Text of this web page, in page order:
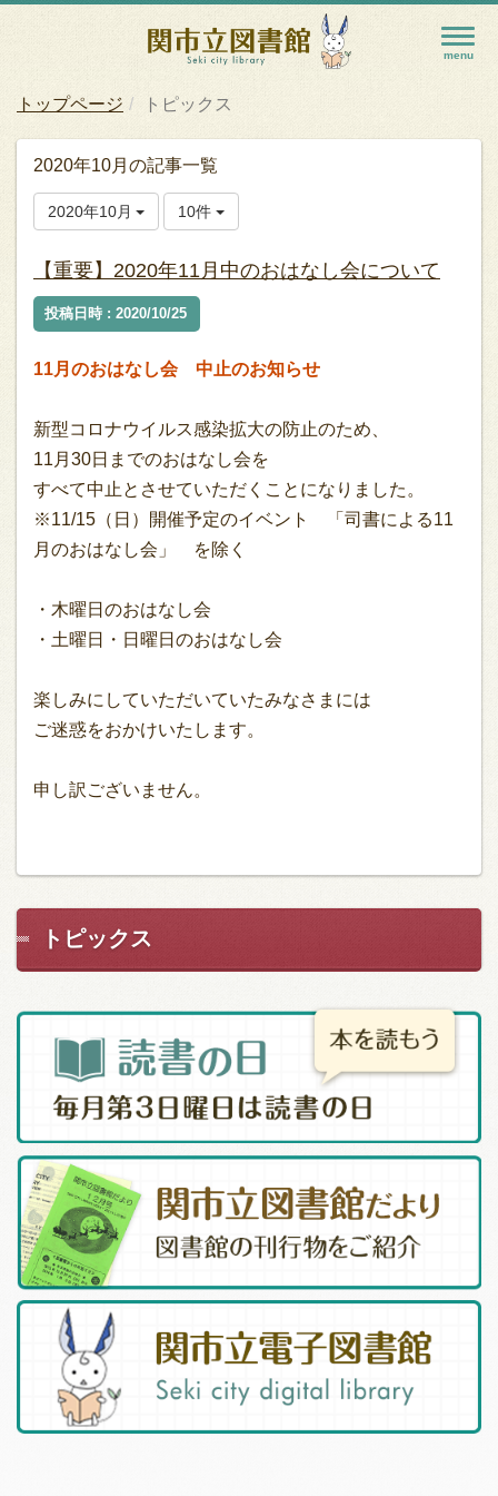
トップページ トピックス
2020年10月の記事一覧
2020年10月 10件
【重要】2020年11月中のおはなし会について
投稿日時 : 2020/10/25
11月のおはなし会 中止のお知らせ
新型コロナウイルス感染拡大の防止のため、
11月30日までのおはなし会を
すべて中止とさせていただくことになりました。
※11/15（日）開催予定のイベント 「司書による11
月のおはなし会」 を除く
・木曜日のおはなし会
・土曜日・日曜日のおはなし会
楽しみにしていただいていたみなさまには
ご迷惑をおかけいたします。
申し訳ございません。
トピックス